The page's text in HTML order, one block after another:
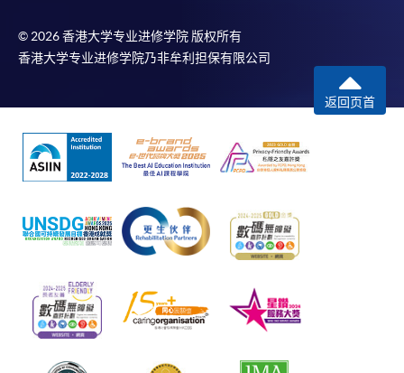
© 2026 香港大学专业进修学院 版权所有
香港大学专业进修学院乃非牟利担保有限公司
返回页首